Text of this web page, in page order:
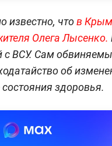
известно, чтов
Олега Лысенко.
ВСУ. Сам
об
здоровья.